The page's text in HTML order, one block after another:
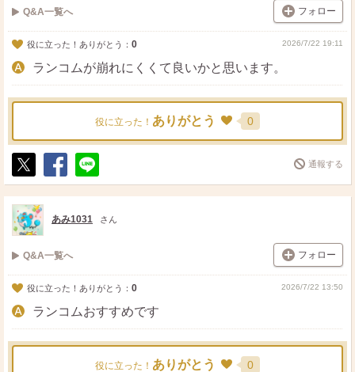
Q&A一覧へ フォロー
役に立った！ありがとう： 0 2026/7/22 19:11
ランコムが崩れにくくて良いかと思います。
役に立った！ ありがとう 0
ポ
ス
ト
シ
ェ
送
る
通報する
あみ1031 さん
Q&A一覧へ フォロー
役に立った！ありがとう： 0 2026/7/22 13:50
ランコムおすすめです
役に立った！ ありがとう 0